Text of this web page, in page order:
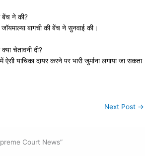
बेंच ने की?
बागची की बेंच ने सुनवाई की।
चेतावनी दी?
याचिका दायर करने पर भारी जुर्माना लगाया जा सकता
Next Post →
Court News”